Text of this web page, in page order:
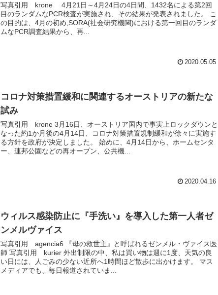
写真引用 krone 4月21日～4月24日の4日間、1432名による第2回
目のランダムなPCR検査が実施され、その結果が発表されました。 こ
の目的は、4月の初め,SORA(社会研究機関)における第一回目のランダ
ムなPCR調査結果から、再...
2020.05.05
コロナ対策措置緩和に関連するオーストリアの新たな
試み
写真引用 krone 3月16日、オーストリア国内で事実上ロックダウンと
なった約1か月後の4月14日、コロナ対策措置規制緩和が徐々に実施す
る方針を政府が決定しました。 始めに、4月14日から、ホームセンタ
ー、連邦公園などの再オープン、公共機...
2020.04.16
ウィルス感染防止に『手洗い』を導入した第一人者ゼ
ンメルヴァイス
写真引用 agencia6 『母の救世主』と呼ばれるゼンメル・ヴァイス医
師 写真引用 kurier 外出制限の中、私は買い物は週に1度、天気の良
い日には、人ごみの少ない近所へ1時間ほど散歩に出かけます。 マス
メディアでも、毎日報道されていま...